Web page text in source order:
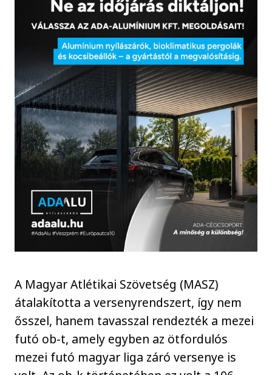
A Magyar Atlétikai Szövetség (MASZ)
átalakította a versenyrendszert, így nem
ősszel, hanem tavasszal rendezték a mezei
futó ob-t, amely egyben az ötfordulós
mezei futó magyar liga záró versenye is